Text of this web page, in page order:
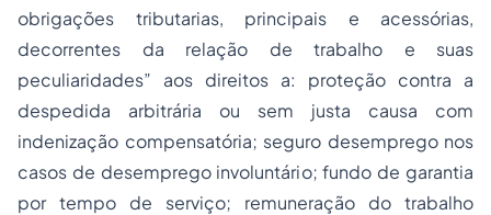
obrigações tributarias, principais e acessórias,
decorrentes da relação de trabalho e suas
peculiaridades” aos direitos a: proteção contra a
despedida arbitrária ou sem justa causa com
indenização compensatória; seguro desemprego nos
casos de desemprego involuntário; fundo de garantia
por tempo de serviço; remuneração do trabalho